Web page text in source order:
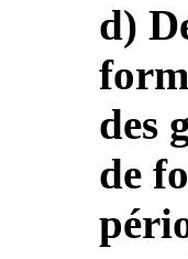
d)
des
de